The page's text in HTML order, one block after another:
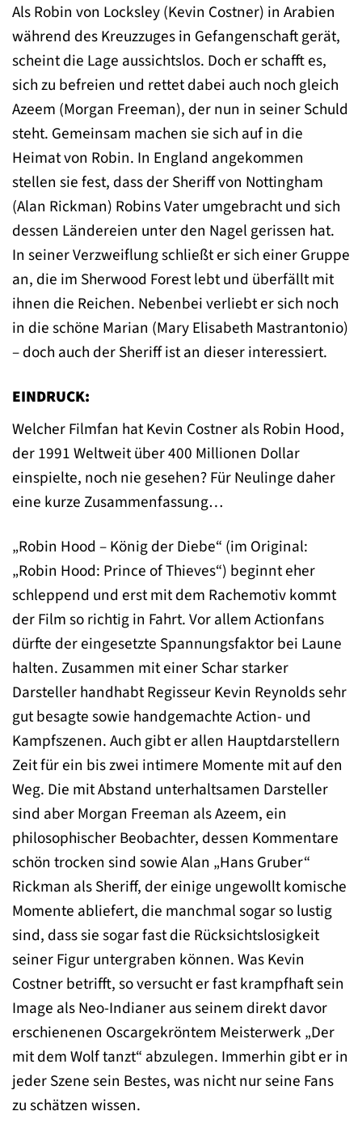
Als Robin von Locksley (Kevin Costner) in Arabien
während des Kreuzzuges in Gefangenschaft gerät,
scheint die Lage aussichtslos. Doch er schafft es,
sich zu befreien und rettet dabei auch noch gleich
Azeem (Morgan Freeman), der nun in seiner Schuld
steht. Gemeinsam machen sie sich auf in die
Heimat von Robin. In England angekommen
stellen sie fest, dass der Sheriff von Nottingham
(Alan Rickman) Robins Vater umgebracht und sich
dessen Ländereien unter den Nagel gerissen hat.
In seiner Verzweiflung schließt er sich einer Gruppe
an, die im Sherwood Forest lebt und überfällt mit
ihnen die Reichen. Nebenbei verliebt er sich noch
in die schöne Marian (Mary Elisabeth Mastrantonio)
– doch auch der Sheriff ist an dieser interessiert.
EINDRUCK:
Welcher Filmfan hat Kevin Costner als Robin Hood,
der 1991 Weltweit über 400 Millionen Dollar
einspielte, noch nie gesehen? Für Neulinge daher
eine kurze Zusammenfassung…
„Robin Hood – König der Diebe“ (im Original:
„Robin Hood: Prince of Thieves“) beginnt eher
schleppend und erst mit dem Rachemotiv kommt
der Film so richtig in Fahrt. Vor allem Actionfans
dürfte der eingesetzte Spannungsfaktor bei Laune
halten. Zusammen mit einer Schar starker
Darsteller handhabt Regisseur Kevin Reynolds sehr
gut besagte sowie handgemachte Action- und
Kampfszenen. Auch gibt er allen Hauptdarstellern
Zeit für ein bis zwei intimere Momente mit auf den
Weg. Die mit Abstand unterhaltsamen Darsteller
sind aber Morgan Freeman als Azeem, ein
philosophischer Beobachter, dessen Kommentare
schön trocken sind sowie Alan „Hans Gruber“
Rickman als Sheriff, der einige ungewollt komische
Momente abliefert, die manchmal sogar so lustig
sind, dass sie sogar fast die Rücksichtslosigkeit
seiner Figur untergraben können. Was Kevin
Costner betrifft, so versucht er fast krampfhaft sein
Image als Neo-Indianer aus seinem direkt davor
erschienenen Oscargekröntem Meisterwerk „Der
mit dem Wolf tanzt“ abzulegen. Immerhin gibt er in
jeder Szene sein Bestes, was nicht nur seine Fans
zu schätzen wissen.